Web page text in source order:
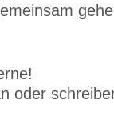
oder